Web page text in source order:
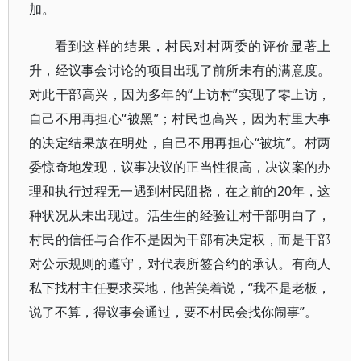
加。
看到这样的结果，村民对村两委的评价显著上
升，经议事会讨论的项目出现了前所未有的满意度。
对此干部高兴，因为多年的“上访村”实现了零上访，
自己不用再担心“被黑”；村民也高兴，因为村里大事
的决定结果放在明处，自己不用再担心“被坑”。村两
委惊奇地发现，议事决议的正当性很高，决议案的办
理和执行过程无一遇到村民阻挠，在之前的20年，这
种状况从未出现过。活生生的经验让村干部明白了，
村民的信任与合作不是因为干部有决定权，而是干部
对公示规则的遵守，对代表所签合约的承认。有商人
私下找村主任要求买地，他苦笑着说，“我不是老板，
说了不算，得议事会通过，要不村民会找你闹事”。